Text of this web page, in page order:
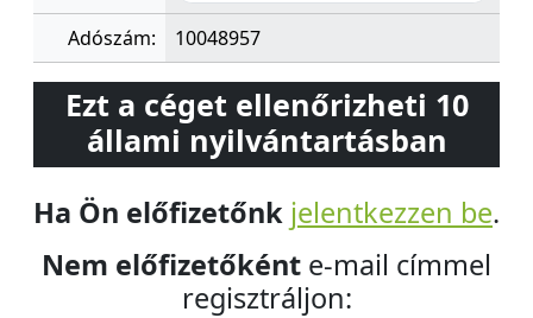
Adószám: 10048957
Ezt a céget ellenőrizheti 10
állami nyilvántartásban
Ha Ön előfizetőnk jelentkezzen be.
Nem előfizetőként e-mail címmel
regisztráljon: